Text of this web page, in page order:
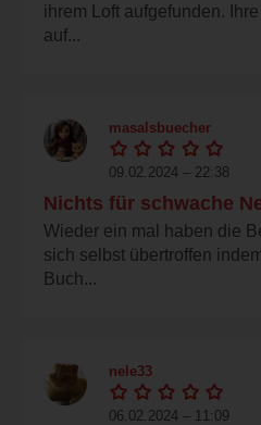
ihrem Loft aufgefunden.
auf...
masalsbuecher
09.02.2024 – 22:38
Nichts für schwache
Wieder ein mal haben die
sich selbst übertroffen
Buch...
nele33
06.02.2024 – 11:09